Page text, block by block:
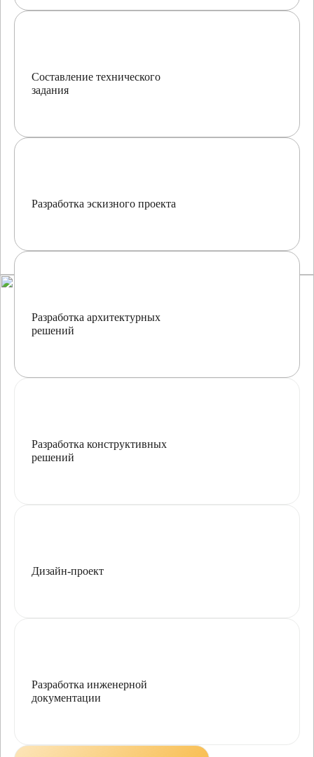
Составление технического
задания
Разработка эскизного проекта
Разработка архитектурных
решений
Разработка конструктивных
решений
Дизайн-проект
Разработка инженерной
документации